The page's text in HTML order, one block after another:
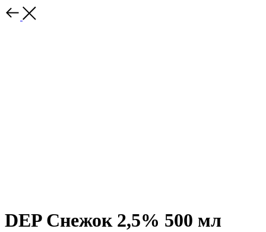
DEP Снежок 2,5% 500 мл